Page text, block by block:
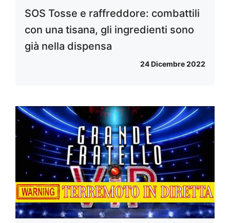
SOS Tosse e raffreddore: combattili
con una tisana, gli ingredienti sono
già nella dispensa
24 Dicembre 2022